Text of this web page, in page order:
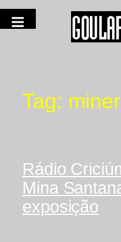
Tag:
Rádio
Mina
exposição